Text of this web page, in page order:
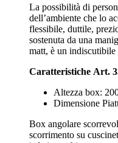
La possibilità di
dell’ambiente che lo
flessibile, duttile,
sostenuta da una
matt, è un indiscutibile
Caratteristiche Art.
Altezza box:
Dimensione
Box angolare
scorrimento su